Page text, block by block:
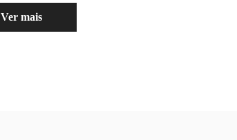
Ver mais